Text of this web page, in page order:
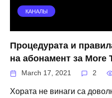
КАНАЛЫ
Процедурата и
на абонамент за More
March 17, 2021 2
Хората не винаги са